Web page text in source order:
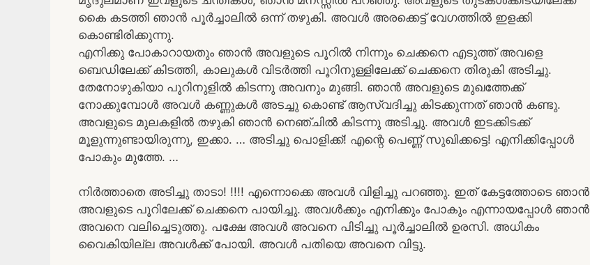
കൈ കടത്തി ഞാൻ പൂർച്ചാലിൽ ഒന്ന് തഴുകി. അവൾ അരക്കെട്ട് വേഗത്തിൽ ഇളക്കി
കൊണ്ടിരിക്കുന്നു.
എനിക്കു പോകാറായതും ഞാൻ അവളുടെ പൂറിൽ നിന്നും ചെക്കനെ എടുത്ത് അവളെ
ബെഡിലേക്ക് കിടത്തി, കാലുകൾ വിടർത്തി പൂറിനുള്ളിലേക്ക് ചെക്കനെ തിരുകി അടിച്ചു.
തേനോഴുകിയാ പൂറിനുളിൽ കിടന്നു അവനും മുങ്ങി. ഞാൻ അവളുടെ മുഖത്തേക്ക്
നോക്കുമ്പോൾ അവൾ കണ്ണുകൾ അടച്ചു കൊണ്ട് ആസ്വദിച്ചു കിടക്കുന്നത് ഞാൻ കണ്ടു.
അവളുടെ മുലകളിൽ തഴുകി ഞാൻ നെഞ്ചിൽ കിടന്നു അടിച്ചു. അവൾ ഇടക്കിടക്ക്
മൂളുന്നുണ്ടായിരുന്നു, ഇക്കാ. … അടിച്ചു പൊളിക്ക്! എന്റെ പെണ്ണ് സുഖിക്കട്ടെ! എനിക്കിപ്പോൾ
പോകും മുത്തേ. …
നിർത്താതെ അടിച്ചു താടാ! !!!! എന്നൊക്കെ അവൾ വിളിച്ചു പറഞ്ഞു. ഇത് കേട്ടത്തോടെ ഞാൻ
അവളുടെ പൂറിലേക്ക് ചെക്കനെ പായിച്ചു. അവൾക്കും എനിക്കും പോകും എന്നായപ്പോൾ ഞാൻ
അവനെ വലിച്ചെടുത്തു. പക്ഷേ അവൾ അവനെ പിടിച്ചു പൂർച്ചാലിൽ ഉരസി. അധികം
വൈകിയില്ല അവൾക്ക് പോയി. അവൾ പതിയെ അവനെ വിട്ടു.